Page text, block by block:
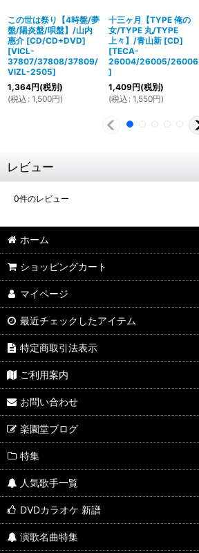
この世は祭り【4時盤/夢
盤/陽炎盤/唄盤】/山内
惠介 [CD/CD+DVD]
[VICL-
37807/37808/37809/
VIZL-2505]
1,364円(税別)
(税込 : 1,500円)
十三ヶ月【TYPE 俺の
女/TYPE 丸/TYPE
上々】/青山新 [CD]
[TECA-
26004/26005/26006
]
1,409円(税別)
(税込 : 1,550円)
レビュー
0件のレビュー
ホーム
ショッピングカート
マイページ
最近チェックしたアイテム
特定商取引法表示
ご利用案内
お問い合わせ
楽園堂ブログ
特集
人気歌手一覧
DVDカラオケ 新譜
演歌名曲特集